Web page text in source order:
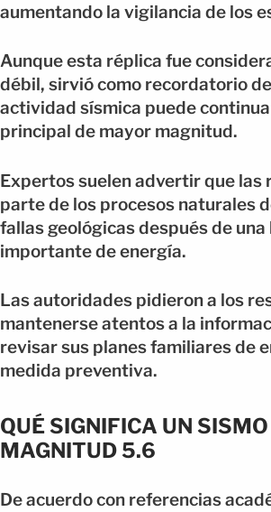
aumentando la vigilancia de los
Aunque esta réplica fue
débil, sirvió como recordatorio
actividad sísmica puede
principal de mayor magnitud.
Expertos suelen advertir que las
parte de los procesos naturales
fallas geológicas después de
importante de energía.
Las autoridades pidieron a los
mantenerse atentos a la
revisar sus planes familiares de
medida preventiva.
QUÉ SIGNIFICA UN
MAGNITUD 5.6
De acuerdo con referencias